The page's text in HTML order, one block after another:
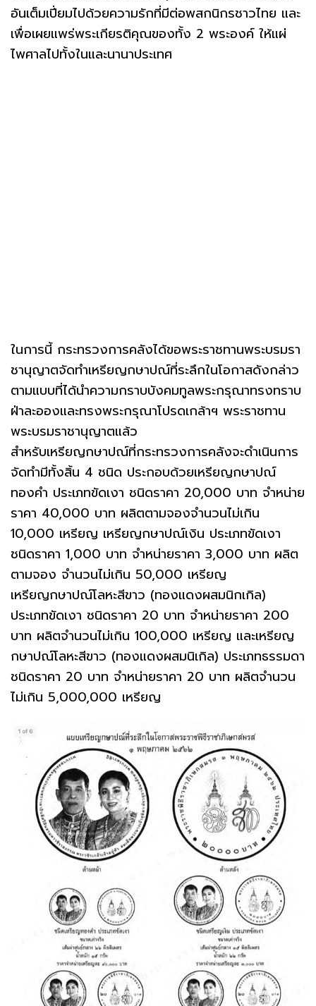
อันเต็มเปี่ยมไปด้วยความรักที่มีต่อพสกนิกรชาวไทย และ
เพื่อเผยแพร่พระเกียรติคุณของทั้ง 2 พระองค์ ให้แผ่
ไพศาลไปทั้งในและนานาประเทศ
ในการนี้ กระทรวงการคลังได้ขอพระราชทานพระบรมรา
ชานุญาตจัดทำเหรียญกษาปณ์ที่ระลึกในโอกาสดังกล่าว
ตามแบบที่ได้นำความกราบบังคมทูลพระกรุณาทรงทราบ
ฝ่าละอองและทรงพระกรุณาโปรดเกล้าฯ พระราชทาน
พระบรมราชานุญาตแล้ว
สำหรับเหรียญกษาปณ์ที่กระทรวงการคลังจะดำเนินการ
จัดทำมีทั้งสิ้น 4 ชนิด ประกอบด้วยเหรียญกษาปณ์
ทองคำ ประเภทขัดเงา ชนิดราคา 20,000 บาท จำหน่าย
ราคา 40,000 บาท ผลิตตามจองจำนวนไม่เกิน
10,000 เหรียญ เหรียญกษาปณ์เงิน ประเภทขัดเงา
ชนิดราคา 1,000 บาท จำหน่ายราคา 3,000 บาท ผลิต
ตามจอง จำนวนไม่เกิน 50,000 เหรียญ
เหรียญกษาปณ์โลหะสีขาว (ทองแดงผสมนิกเกิล)
ประเภทขัดเงา ชนิดราคา 20 บาท จำหน่ายราคา 200
บาท ผลิตจำนวนไม่เกิน 100,000 เหรียญ และเหรียญ
กษาปณ์โลหะสีขาว (ทองแดงผสมนิเกิล) ประเภทธรรมดา
ชนิดราคา 20 บาท จำหน่ายราคา 20 บาท ผลิตจำนวน
ไม่เกิน 5,000,000 เหรียญ